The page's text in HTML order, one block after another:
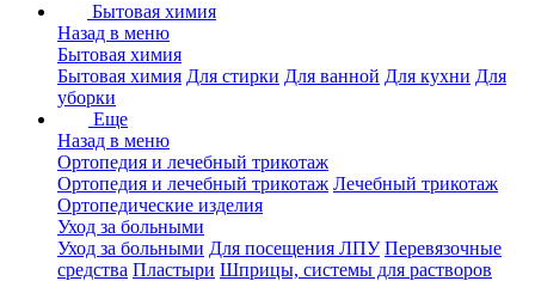
Бытовая химия
Назад в меню
Бытовая химия
Бытовая химия Для стирки Для ванной Для кухни Для
уборки
Еще
Назад в меню
Ортопедия и лечебный трикотаж
Ортопедия и лечебный трикотаж Лечебный трикотаж
Ортопедические изделия
Уход за больными
Уход за больными Для посещения ЛПУ Перевязочные
средства Пластыри Шприцы, системы для растворов